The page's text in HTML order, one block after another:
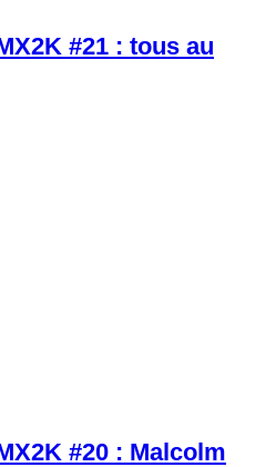
#21 : tous au
#20 : Malcolm